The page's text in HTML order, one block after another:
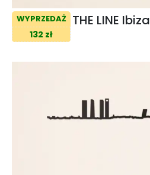
WYPRZEDAŻ
132 zł
THE LINE Ibiza